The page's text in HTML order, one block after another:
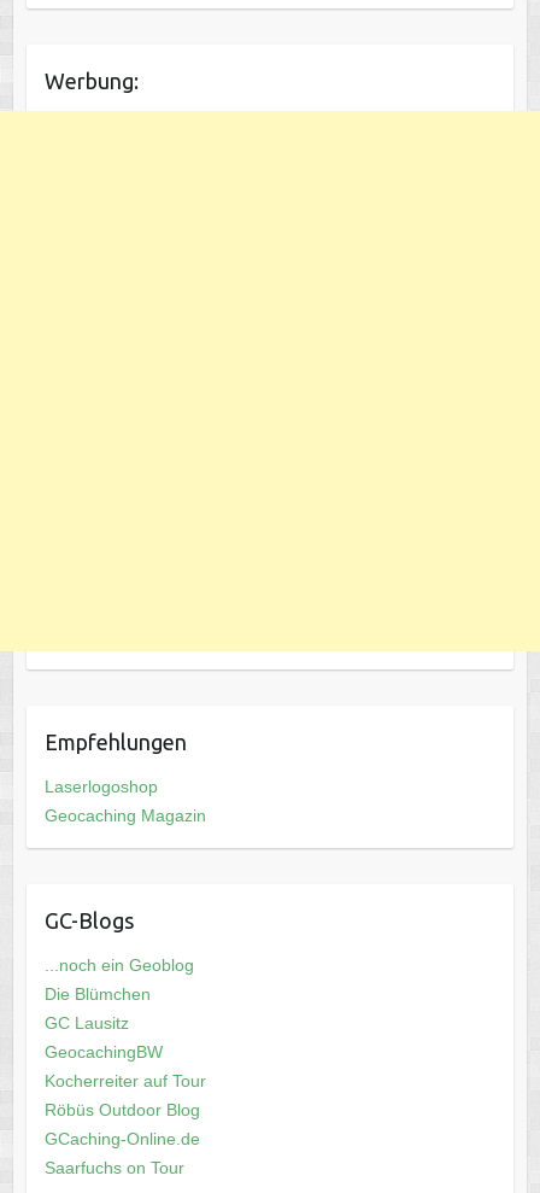
Werbung:
Empfehlungen
Laserlogoshop
Geocaching Magazin
GC-Blogs
...noch ein Geoblog
Die Blümchen
GC Lausitz
GeocachingBW
Kocherreiter auf Tour
Röbüs Outdoor Blog
GCaching-Online.de
Saarfuchs on Tour